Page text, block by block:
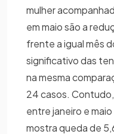
mulher
em maio são a
frente a igual mês
significativo das
na mesma
24 casos.
entre janeiro e
mostra queda de